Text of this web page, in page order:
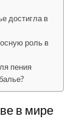
достигла в
роль в
пения
в мире